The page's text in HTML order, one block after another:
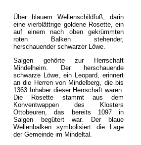
Über blauem Wellenschildfuß, darin
eine vierblättrige goldene Rosette, ein
auf einem nach oben gekrümmten
roten Balken stehender,
herschauender schwarzer Löwe.
Salgen gehörte zur Herrschaft
Mindelheim. Der herschauende
schwarze Löwe, ein Leopard, erinnert
an die Herren von Mindelberg, die bis
1363 Inhaber dieser Herrschaft waren.
Die Rosette stammt aus dem
Konventwappen des Klosters
Ottobeuren, das bereits 1097 in
Salgen begütert war. Der blaue
Wellenbalken symbolisiert die Lage
der Gemeinde im Mindeltal.